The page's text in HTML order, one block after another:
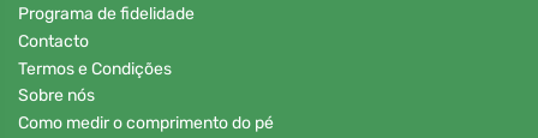
Programa de fidelidade
Contacto
Termos e Condições
Sobre nós
Como medir o comprimento do pé